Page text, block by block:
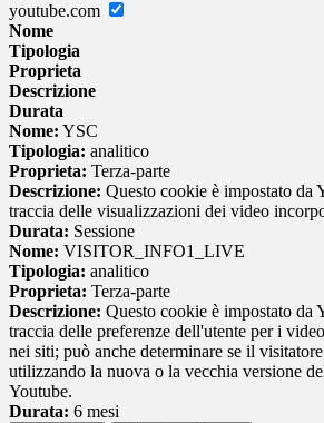
youtube.com
Nome
Tipologia
Proprieta
Descrizione
Durata
Nome: YSC
Tipologia: analitico
Proprieta: Terza-parte
Descrizione: Questo cookie è impostato da
traccia delle visualizzazioni dei video
Durata: Sessione
Nome: VISITOR_INFO1_LIVE
Tipologia: analitico
Proprieta: Terza-parte
Descrizione: Questo cookie è impostato da
traccia delle preferenze dell'utente per i
nei siti; può anche determinare se il
utilizzando la nuova o la vecchia versione
Youtube.
Durata: 6 mesi